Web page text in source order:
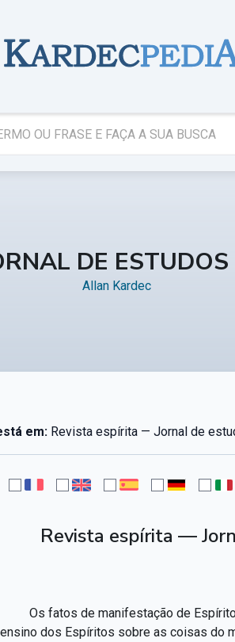
DE
Allan Kardec
em:Revista espírita — Jornal de
Revista espírita —
Os fatos de manifestação de
dos Espíritos sobre as coisas do